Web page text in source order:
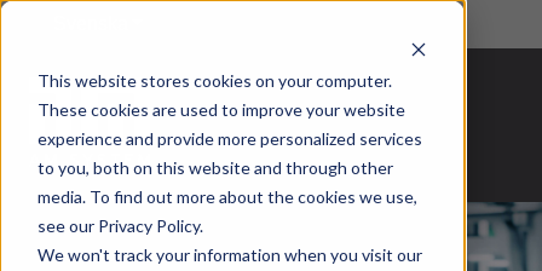
This website stores cookies on your computer.
These cookies are used to improve your website
experience and provide more personalized services
to you, both on this website and through other
media. To find out more about the cookies we use,
see our Privacy Policy.
We won't track your information when you visit our